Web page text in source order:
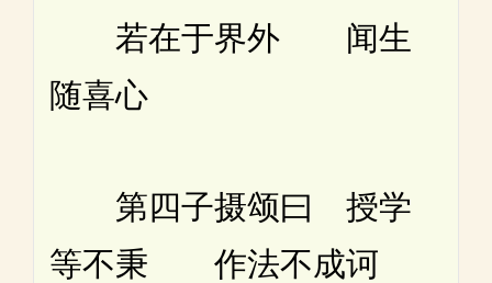
若在于界外 闻生
随喜心
第四子摄颂曰 授学
等不秉 作法不成诃